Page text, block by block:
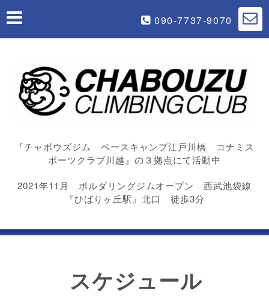
090-7737-9070
『チャボウズジム ベースキャンプ江戸川橋 コナミス
ポーツクラブ川越』の３拠点にて活動中
2021年11月 ボルダリングジムオープン 西武池袋線
『ひばりヶ丘駅』北口 徒歩3分
スケジュール